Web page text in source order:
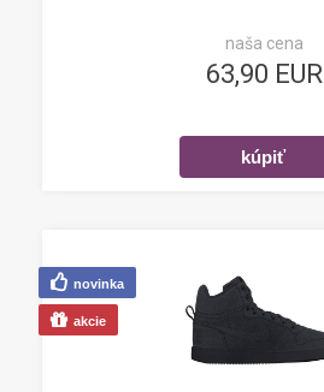
naša cena
63,90 EUR
novinka
akcie